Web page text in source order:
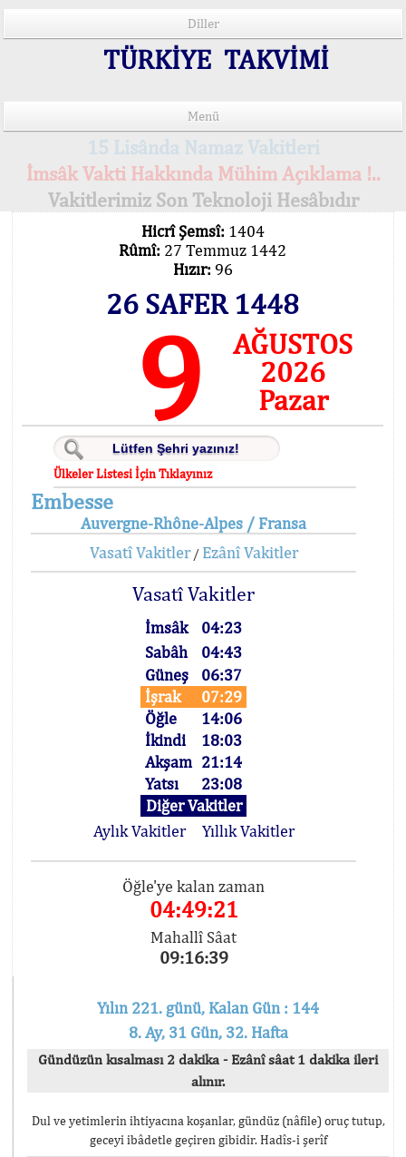
Diller
TÜRKİYE TAKVİMİ
Menü
15 Lisânda Namaz Vakitleri
İmsâk Vakti Hakkında Mühim Açıklama !..
Vakitlerimiz Son Teknoloji Hesâbıdır
Hicrî Şemsî: 1404
Rûmî: 27 Temmuz 1442
Hızır: 96
26 SAFER 1448
9
AĞUSTOS
2026
Pazar
Ülkeler Listesi İçin Tıklayınız
Embesse
Auvergne-Rhône-Alpes / Fransa
Vasatî Vakitler/ Ezânî Vakitler
Vasatî Vakitler
İmsâk
04:23
Sabâh
04:43
Güneş
06:37
İşrak
07:29
Öğle
14:06
İkindi
18:03
Akşam 21:14
Yatsı
23:08
Diğer Vakitler
Aylık Vakitler
Yıllık Vakitler
Öğle'ye kalan zaman
04:49:21
Mahallî Sâat
09:16:39
Yılın 221. günü, Kalan Gün : 144
8. Ay, 31 Gün, 32. Hafta
Gündüzün kısalması 2 dakika - Ezânî sâat 1 dakika ileri
alınır.
Dul ve yetimlerin ihtiyacına koşanlar, gündüz (nâfile) oruç tutup,
geceyi ibâdetle geçiren gibidir. Hadîs-i şerîf